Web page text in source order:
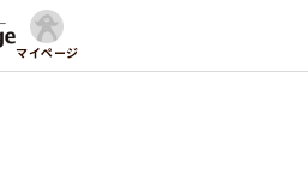
マイページ